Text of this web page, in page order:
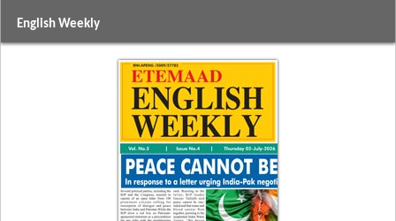
English Weekly